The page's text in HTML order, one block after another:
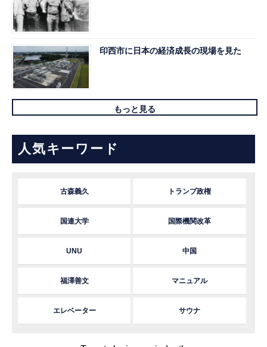
印西市に日本の経済成長の現場を見た
もっと見る
人気キーワード
古森義久 トランプ政権
国連大学 国際機関改革
UNU 中国
福澤善文 マニュアル
エレベーター サウナ